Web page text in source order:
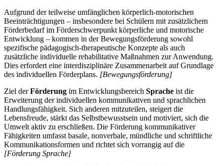
Aufgrund der teilweise umfänglichen körperlich-motorischen
Beeinträchtigungen – insbesondere bei Schülern mit zusätzlichem
Förderbedarf im Förderschwerpunkt körperliche und motorische
Entwicklung – kommen in der Bewegungsförderung sowohl
spezifische pädagogisch-therapeutische Konzepte als auch
zusätzliche individuelle rehabilitative Maßnahmen zur Anwendung.
Dies erfordert eine interdisziplinäre Zusammenarbeit auf Grundlage
des individuellen Förderplans. [Bewegungsförderung]
Ziel derFörderung im Entwicklungsbereich Sprache ist die
Erweiterung der individuellen kommunikativen und sprachlichen
Handlungsfähigkeit. Sich anderen mitzuteilen, steigert die
Lebensfreude, stärkt das Selbstbewusstsein und motiviert, sich die
Umwelt aktiv zu erschließen. Die Förderung kommunikativer
Fähigkeiten umfasst basale, nonverbale, mündliche und schriftliche
Kommunikationsformen und richtet sich vorrangig auf die
[Förderung Sprache]